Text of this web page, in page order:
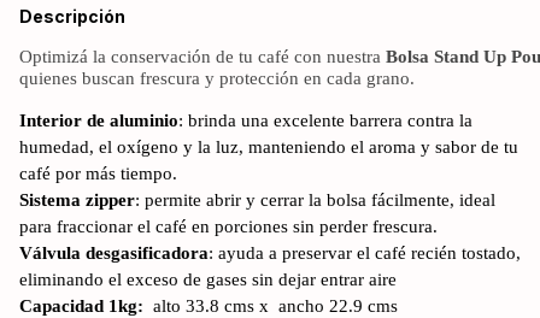
Descripción
Optimizá la conservación de tu café con nuestra Bolsa Stand Up
quienes buscan frescura y protección en cada grano.
Interior de aluminio: brinda una excelente barrera contra la
humedad, el oxígeno y la luz, manteniendo el aroma y sabor de tu
café por más tiempo.
Sistema zipper: permite abrir y cerrar la bolsa fácilmente, ideal
para fraccionar el café en porciones sin perder frescura.
Válvula desgasificadora: ayuda a preservar el café recién tostado,
eliminando el exceso de gases sin dejar entrar aire
Capacidad 1kg: alto 33.8 cms x ancho 22.9 cms